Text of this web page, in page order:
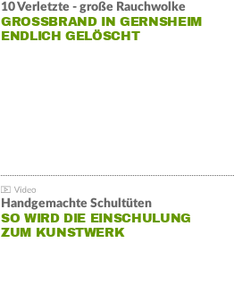
10 Verletzte - große Rauchwolke
GROSSBRAND IN GERNSHEIM E
NDLICH GELÖSCHT
Handgemachte Schultüten
SO WIRD DIE EINSCHULUNG
ZUM KUNSTWERK